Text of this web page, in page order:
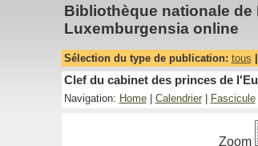
Bibliothèque nationale de
Luxemburgensia online
Sélection du type de publication: tous
Clef du cabinet des princes de
Navigation: Home| Calendrier| Fascicule
Zoom